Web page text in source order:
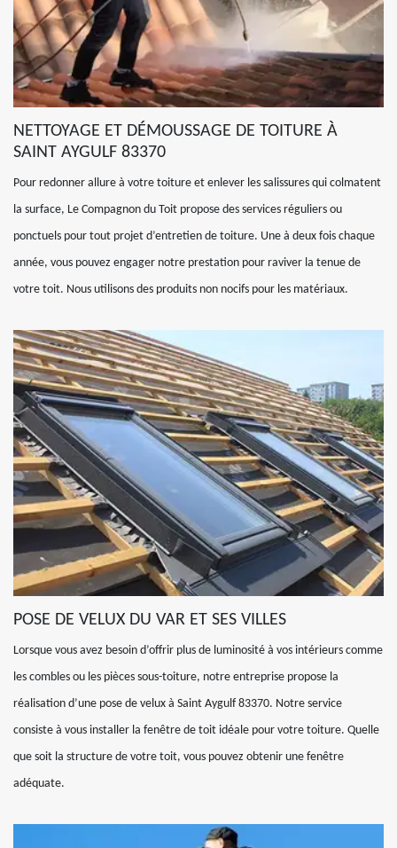
NETTOYAGE ET DÉMOUSSAGE DE TOITURE À
SAINT AYGULF 83370
Pour redonner allure à votre toiture et enlever les salissures qui colmatent
la surface, Le Compagnon du Toit propose des services réguliers ou
ponctuels pour tout projet d’entretien de toiture. Une à deux fois chaque
année, vous pouvez engager notre prestation pour raviver la tenue de
votre toit. Nous utilisons des produits non nocifs pour les matériaux.
POSE DE VELUX DU VAR ET SES VILLES
Lorsque vous avez besoin d’offrir plus de luminosité à vos intérieurs comme
les combles ou les pièces sous-toiture, notre entreprise propose la
réalisation d’une pose de velux à Saint Aygulf 83370. Notre service
consiste à vous installer la fenêtre de toit idéale pour votre toiture. Quelle
que soit la structure de votre toit, vous pouvez obtenir une fenêtre
adéquate.